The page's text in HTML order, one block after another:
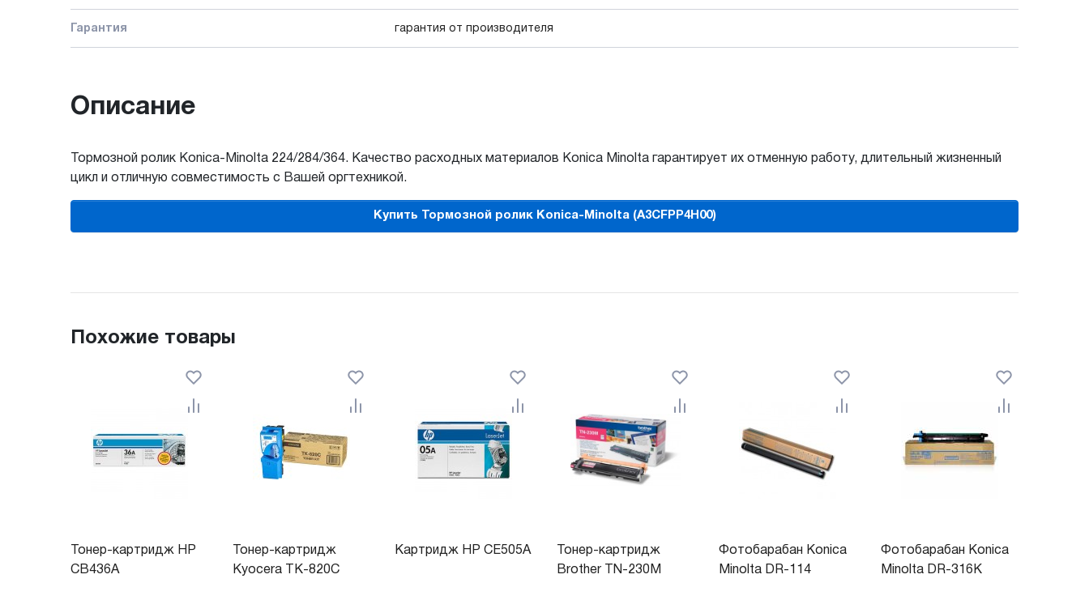
Гарантия гарантия от производителя
Описание
Тормозной ролик Konica-Minolta 224/284/364. Качество расходных материалов Konica Minolta гарантирует их отменную работу, длительный жизненный
цикл и отличную совместимость с Вашей оргтехникой.
Купить Тормозной ролик Konica-Minolta (A3CFPP4H00)
Похожие товары
Тонер-картридж HP
CB436A
Тонер-картридж
Kyocera TK-820C
Картридж HP CE505A
Тонер-картридж
Brother TN-230M
Фотобарабан Konica
Minolta DR-114
Фотобарабан Konica
Minolta DR-316K